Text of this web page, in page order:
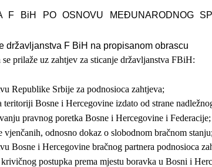
F BiH PO OSNOVU MEĐUNARODNOG
državljanstva F BiH na propisanom obrascu
prilaže uz zahtjev za sticanje državljanstva FBiH:
Republike Srbije za podnosioca zahtjeva;
teritoriji Bosne i Hercegovine izdato od strane
pravnog poretka Bosne i Hercegovine i Federacije;
odnosno dokaz o slobodnom bračnom stanju;
Bosne i Hercegovine bračnog partnera podnosioca
postupka prema mjestu boravka u Bosni i